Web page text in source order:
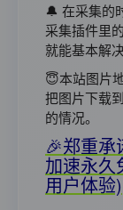
🔔 在采集的
采集插件里
就能基本解
😇本站图片
把图片下载
的情况。
🎉郑重承
加速永久
用户体验)